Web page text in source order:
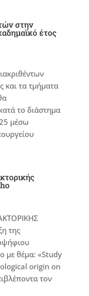
στην
έτος
και τα τμήματα
το διάστημα
μέσω
της
με θέμα: «Study
origin on
τον